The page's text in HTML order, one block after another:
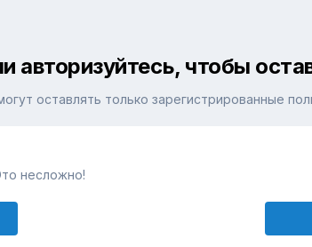
авторизуйтесь, чтобы
оставлять только зарегистрированные
несложно!